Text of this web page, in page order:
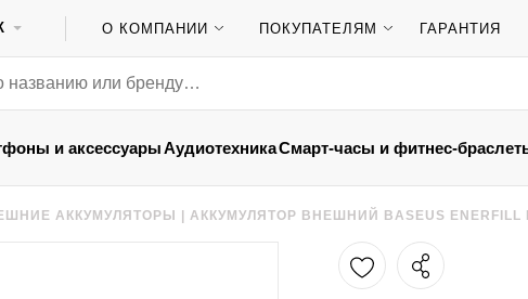
О КОМПАНИИ ПОКУПАТЕЛЯМ ГАРАНТИЯ
и аксессуарыАудиотехникаСмарт-часы и фитнес-
АККУМУЛЯТОРЫ |АККУМУЛЯТОР ВНЕШНИЙ BASEUS ENERFILL